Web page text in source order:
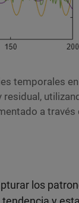
temporales en
a través
los